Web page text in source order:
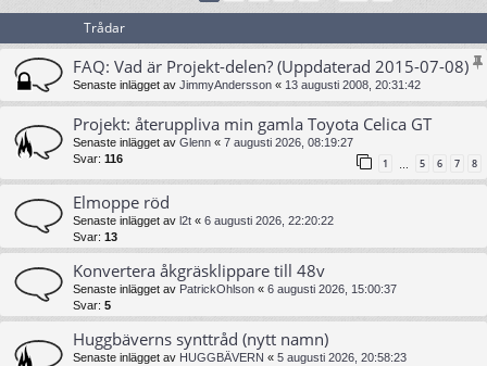
Trådar
FAQ: Vad är Projekt-delen? (Uppdaterad 2015-07-08)
Senaste inlägget av JimmyAndersson « 13 augusti 2008, 20:31:42
Projekt: återuppliva min gamla Toyota Celica GT
Senaste inlägget av Glenn « 7 augusti 2026, 08:19:27
Svar: 116 1 … 5 6 7 8
Elmoppe röd
Senaste inlägget av l2t « 6 augusti 2026, 22:20:22
Svar: 13
Konvertera åkgräsklippare till 48v
Senaste inlägget av PatrickOhlson « 6 augusti 2026, 15:00:37
Svar: 5
Huggbäverns synttråd (nytt namn)
Senaste inlägget av HUGGBÄVERN « 5 augusti 2026, 20:58:23